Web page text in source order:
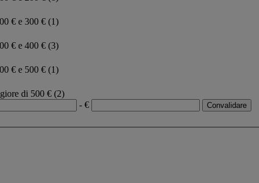
€ e 300 € (1)
€ e 400 € (3)
€ e 500 € (1)
di 500 € (2)
- €